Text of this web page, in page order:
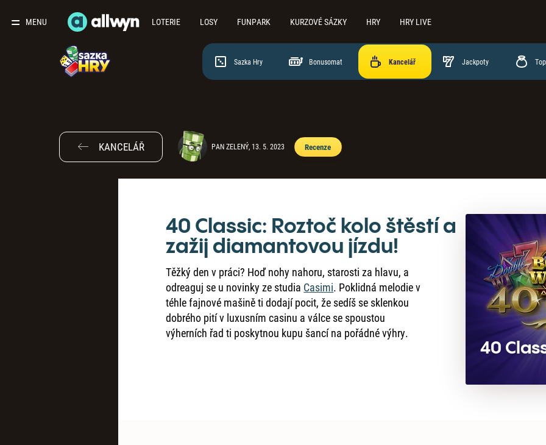
MENU LOTERIE LOSY FUNPARK KURZOVÉ SÁZKY HRY HRY LIVE
Sazka Hry Bonusomat Jackpoty
KANCELÁŘ PAN ZELENÝ, 13. 5. 2023 Recenze
40 Classic: Roztoč kolo štěstí a
zažij diamantovou jízdu!
Těžký den v práci? Hoď nohy nahoru, starosti za hlavu, a
odreaguj se u novinky ze studia Casimi. Poklidná melodie v
téhle fajnové mašině ti dodají pocit, že sedíš se sklenkou
dobrého pití v luxusním casinu a válce se spoustou
výherních řad ti poskytnou kupu šancí na pořádné výhry.
40